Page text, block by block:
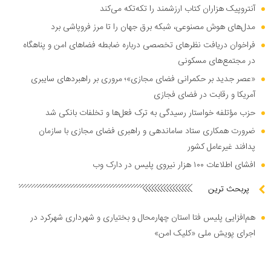
آنتروپیک هزاران کتاب ارزشمند را تکه‌تکه می‌کند
مدل‌های هوش مصنوعی، شبکه برق جهان را تا مرز فروپاشی برد
فراخوان دریافت نظر‌های تخصصی درباره ضابطه فضا‌های امن و پناهگاه
در مجتمع‌های مسکونی
«عصر جدید بر حکمرانی فضای مجازی»؛ مروری بر راهبرد‌های سایبری
آمریکا و رقابت در فضای فجازی
حزب مؤتلفه خواستار رسیدگی به ترک فعل‌ها و تخلفات بانکی شد
ضرورت همکاری ستاد ساماندهی و راهبری فضای مجازی با سازمان
پدافند غیرعامل کشور
افشای اطلاعات ۱۰۰ هزار نیروی پلیس در دارک وب
پربحث ترین
هم‌افزایی پلیس فتا استان چهارمحال و بختیاری و شهرداری شهرکرد در
اجرای پویش ملی «کلیک امن»